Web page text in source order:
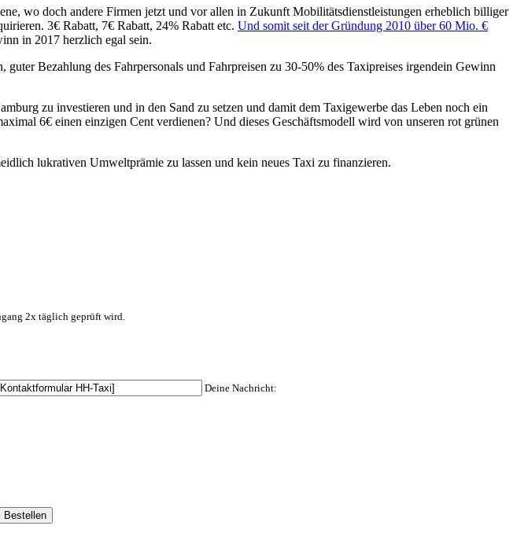
wo doch andere Firmen jetzt und vor allen in Zukunft Mobilitätsdienstleistungen erheblich billiger
3€ Rabatt, 7€ Rabatt, 24% Rabatt etc. Und somit seit der Gründung 2010 über 60 Mio. €
in 2017 herzlich egal sein.
Bezahlung des Fahrpersonals und Fahrpreisen zu 30-50% des Taxipreises irgendein Gewinn
zu investieren und in den Sand zu setzen und damit dem Taxigewerbe das Leben noch ein
6€ einen einzigen Cent verdienen? Und dieses Geschäftsmodell wird von unseren rot grünen
lukrativen Umweltprämie zu lassen und kein neues Taxi zu finanzieren.
2x täglich geprüft wird.
Deine Nachricht: